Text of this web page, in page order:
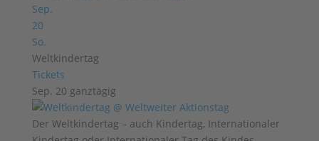
Sep.
20
So.
Weltkindertag
Tickets
Sep. 20 ganztägig
Der Weltkindertag – auch Kindertag, Internationaler